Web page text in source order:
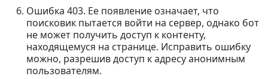
Ошибка 403. Ее появление означает, что
поисковик пытается войти на сервер, однако бот
не может получить доступ к контенту,
находящемуся на странице. Исправить ошибку
можно, разрешив доступ к адресу анонимным
пользователям.